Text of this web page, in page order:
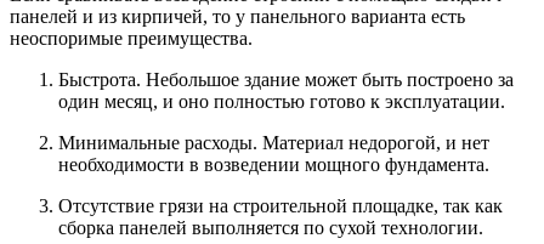
панелей и из кирпичей, то у панельного варианта есть
неоспоримые преимущества.
Быстрота. Небольшое здание может быть построено за
один месяц, и оно полностью готово к эксплуатации.
Минимальные расходы. Материал недорогой, и нет
необходимости в возведении мощного фундамента.
Отсутствие грязи на строительной площадке, так как
сборка панелей выполняется по сухой технологии.